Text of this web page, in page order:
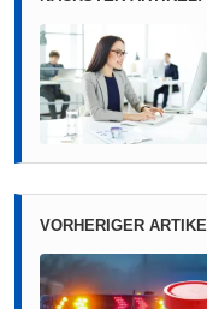
VORHERIGER